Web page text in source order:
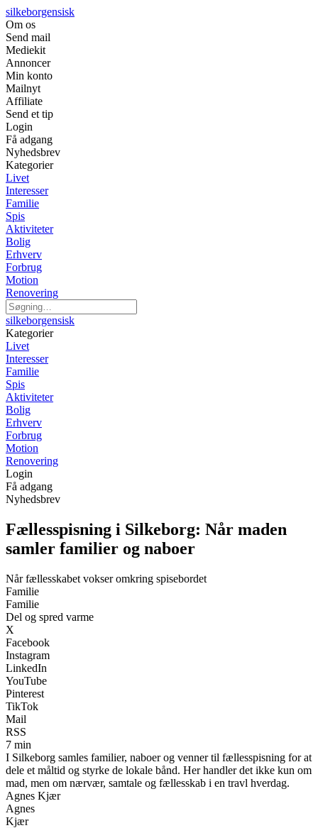
silkeborgensisk
Om os
Send mail
Mediekit
Annoncer
Min konto
Mailnyt
Affiliate
Send et tip
Login
Få adgang
Nyhedsbrev
Kategorier
Livet
Interesser
Familie
Spis
Aktiviteter
Bolig
Erhverv
Forbrug
Motion
Renovering
silkeborgensisk
Kategorier
Livet
Interesser
Familie
Spis
Aktiviteter
Bolig
Erhverv
Forbrug
Motion
Renovering
Login
Få adgang
Nyhedsbrev
Fællesspisning i Silkeborg: Når maden
samler familier og naboer
Når fællesskabet vokser omkring spisebordet
Familie
Familie
Del og spred varme
X
Facebook
Instagram
LinkedIn
YouTube
Pinterest
TikTok
Mail
RSS
7 min
I Silkeborg samles familier, naboer og venner til fællesspisning for at
dele et måltid og styrke de lokale bånd. Her handler det ikke kun om
mad, men om nærvær, samtale og fællesskab i en travl hverdag.
Agnes Kjær
Agnes
Kjær